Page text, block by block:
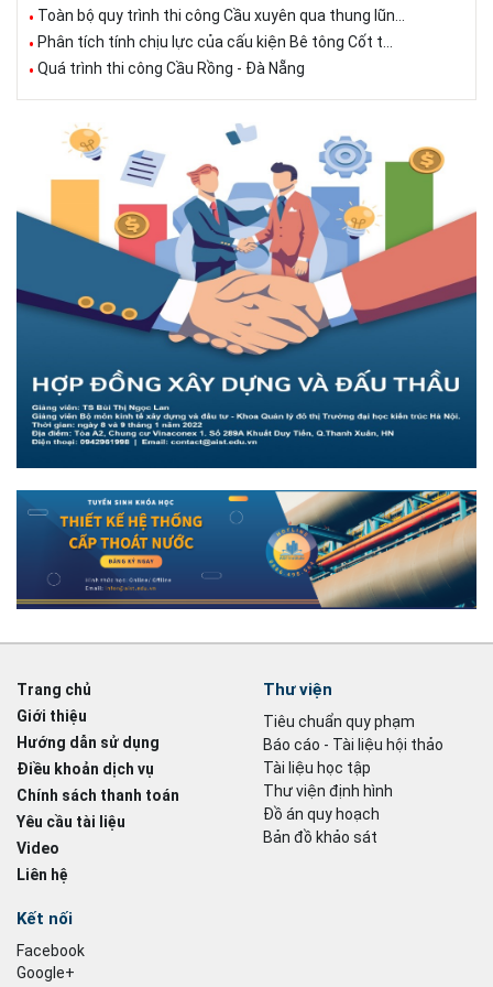
Toàn bộ quy trình thi công Cầu xuyên qua thung lũn...
Phân tích tính chịu lực của cấu kiện Bê tông Cốt t...
Quá trình thi công Cầu Rồng - Đà Nẵng
Trang chủ
Giới thiệu
Hướng dẫn sử dụng
Điều khoản dịch vụ
Chính sách thanh toán
Yêu cầu tài liệu
Video
Liên hệ
Thư viện
Tiêu chuẩn quy phạm
Báo cáo - Tài liệu hội thảo
Tài liệu học tập
Thư viện định hình
Đồ án quy hoạch
Bản đồ khảo sát
Kết nối
Facebook
Google+